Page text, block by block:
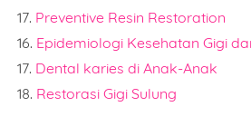
17. Preventive Resin Restoration
16. Epidemiologi Kesehatan Gigi
17. Dental karies di Anak-Anak
18. Restorasi Gigi Sulung